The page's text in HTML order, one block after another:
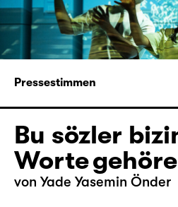
Pressestimmen
Bu sözler
Worte
von Yade Yasemin Önder